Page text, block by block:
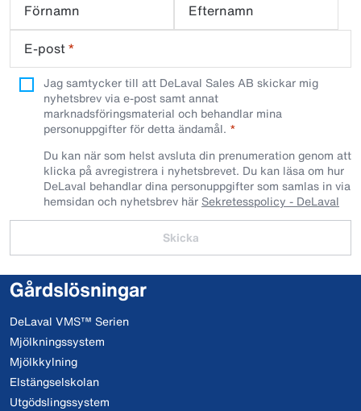
Förnamn
Efternamn
E-post*
Jag samtycker till att DeLaval Sales AB skickar mig
nyhetsbrev via e-post samt annat
marknadsföringsmaterial och behandlar mina
personuppgifter för detta ändamål.
Du kan när som helst avsluta din prenumeration genom att
klicka på avregistrera i nyhetsbrevet. Du kan läsa om hur
DeLaval behandlar dina personuppgifter som samlas in via
hemsidan och nyhetsbrev här Sekretesspolicy - DeLaval
Skicka
Gårdslösningar
DeLaval VMS™ Serien
Mjölkningssystem
Mjölkkylning
Elstängselskolan
Utgödslingssystem